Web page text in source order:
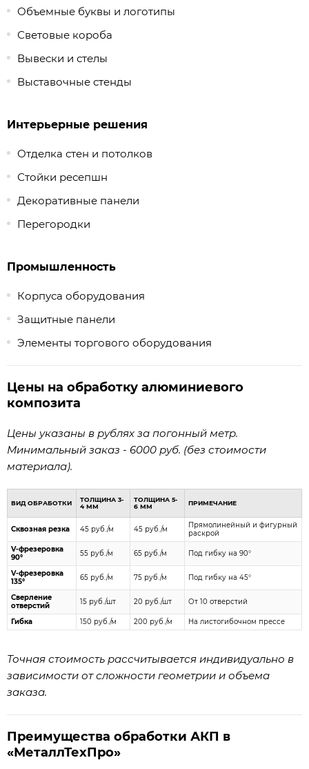
Объемные буквы и логотипы
Световые короба
Вывески и стелы
Выставочные стенды
Интерьерные решения
Отделка стен и потолков
Стойки ресепшн
Декоративные панели
Перегородки
Промышленность
Корпуса оборудования
Защитные панели
Элементы торгового оборудования
Цены на обработку алюминиевого
композита
Цены указаны в рублях за погонный метр.
Минимальный заказ - 6000 руб. (без стоимости
материала).
ВИД ОБРАБОТКИ
ТОЛЩИНА 3-
4 ММ
ТОЛЩИНА 5-
6 ММ
ПРИМЕЧАНИЕ
Сквозная резка 45 руб./м 45 руб./м
Прямолинейный и фигурный
раскрой
V-фрезеровка
90°
55 руб./м 65 руб./м Под гибку на 90°
V-фрезеровка
135°
65 руб./м 75 руб./м Под гибку на 45°
Сверление
отверстий
15 руб./шт 20 руб./шт От 10 отверстий
Гибка 150 руб./м 200 руб./м На листогибочном прессе
Точная стоимость рассчитывается индивидуально в
зависимости от сложности геометрии и объема
заказа.
Преимущества обработки АКП в
«МеталлТехПро»